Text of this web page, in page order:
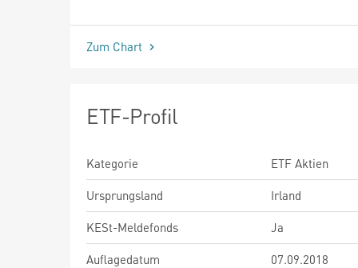
seit Beginn
Zum Chart
ETF-Profil
Kategorie
ETF Aktien
Ursprungsland
Irland
KESt-Meldefonds
Ja
Auflagedatum
07.09.2018